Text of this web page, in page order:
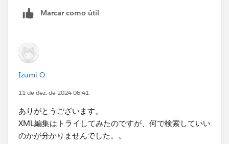
ポート外で、うっかり既定のプロパティのソート画面を
Marcar como útil
Izumi O
11 de dez. de 2024 06:41
ありがとうございます。
XML編集はトライしてみたのですが、何で検索していい
のかが分かりませんでした。。